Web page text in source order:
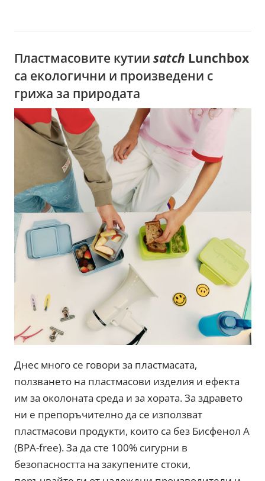
Пластмасовите кутииsatch Lunchbox
са екологични и произведени с
грижа за природата
Днес много се говори за пластмасата,
ползването на пластмасови изделия и ефекта
им за околоната среда и за хората. За здравето
ни е препоръчително да се използват
пластмасови продукти, които са без Бисфенол А
(BPA-free). За да сте 100% сигурни в
безопасността на закупените стоки,